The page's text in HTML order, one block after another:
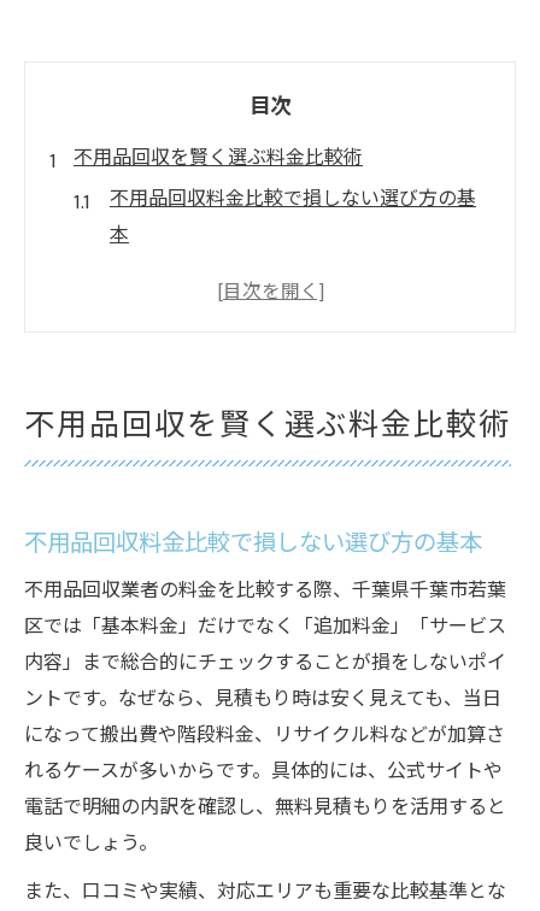
目次
不用品回収を賢く選ぶ料金比較術
不用品回収料金比較で損しない選び方の基
本
不用品回収の相場と比較時の注意点を解説
料金と信頼性で選ぶ安心の処分法
安心できる不用品回収業者の判断基準
悪徳な不用品回収業者を避ける見極め方
信頼性重視の不用品回収比較ポイント
トラブルを回避する不用品回収の手順
失敗しない不用品回収のポイント解説
不用品回収で失敗しない準備と対応策
見積もり時に確認すべき不用品回収の要点
不用品回収のトラブルを防ぐ具体策
不用品回収料金比較でのよくある失敗例
追加費用を避ける不用品回収の注意点
不用品回収を賢く選ぶ料金比較術
不用品回収料金比較で損しない選び方の基本
不用品回収業者の料金を比較する際、千葉県千葉市若葉
区では「基本料金」だけでなく「追加料金」「サービス
内容」まで総合的にチェックすることが損をしないポイ
ントです。なぜなら、見積もり時は安く見えても、当日
になって搬出費や階段料金、リサイクル料などが加算さ
れるケースが多いからです。具体的には、公式サイトや
電話で明細の内訳を確認し、無料見積もりを活用すると
良いでしょう。
また、口コミや実績、対応エリアも重要な比較基準とな